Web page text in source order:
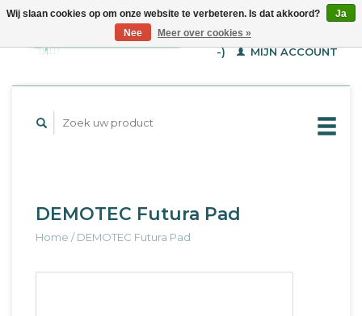
WINKELWAGEN (€--,-
-)
MIJN ACCOUNT
DEMOTEC Futura Pad
Home /DEMOTEC Futura Pad
Wij slaan cookies op om onze website te verbeteren. Is dat akkoord?
Ja
Nee
Meer over cookies »